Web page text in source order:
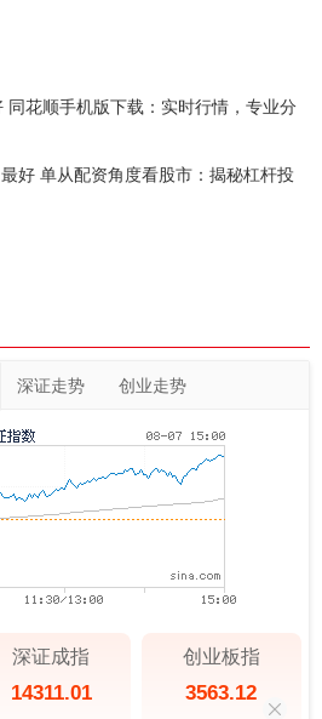
同花顺手机版下载：实时行情，专业分
好 单从配资角度看股市：揭秘杠杆投
深证走势 创业走势
深证成指
14311.01
创业板指
3563.12